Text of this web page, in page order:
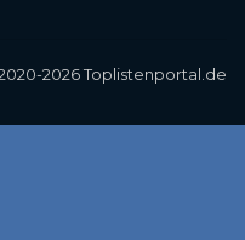
2026 Toplistenportal.de